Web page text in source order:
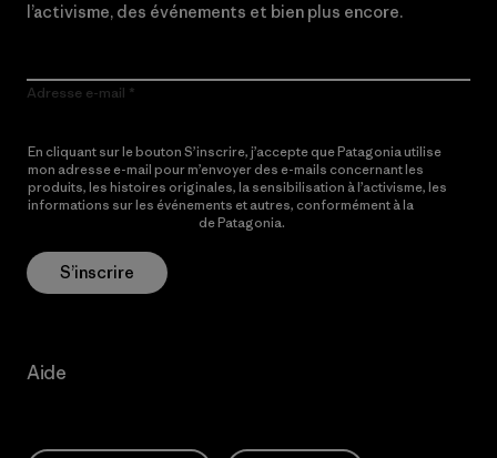
l’activisme, des événements et bien plus encore.
Adresse e-mail
En cliquant sur le bouton S’inscrire, j’accepte que Patagonia utilise
mon adresse e-mail pour m’envoyer des e-mails concernant les
produits, les histoires originales, la sensibilisation à l’activisme, les
informations sur les événements et autres, conformément à la
de Patagonia.
S’inscrire
Aide